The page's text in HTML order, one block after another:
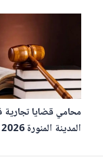
محامي قضايا
المدينة المنورة 2026